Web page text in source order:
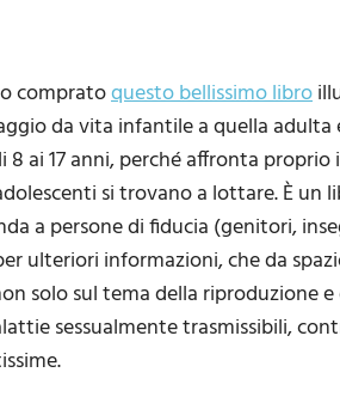
compratoquesto bellissimo libro
da vita infantile a quella adulta
8 ai 17 anni, perché affronta
si trovano a lottare. È un
a persone di fiducia (genitori,
ulteriori informazioni, che da
solo sul tema della riproduzione
sessualmente trasmissibili,